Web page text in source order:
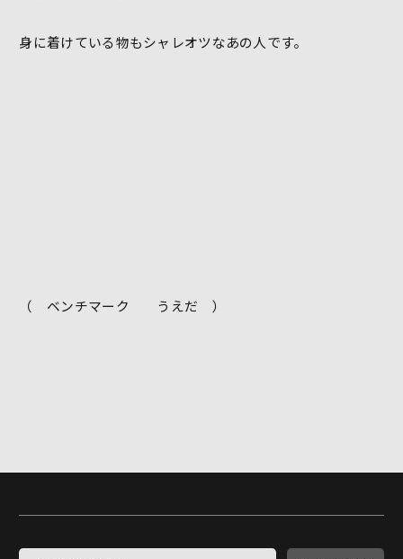
身に着けている物もシャレオツなあの人です。
（ ベンチマーク うえだ ）